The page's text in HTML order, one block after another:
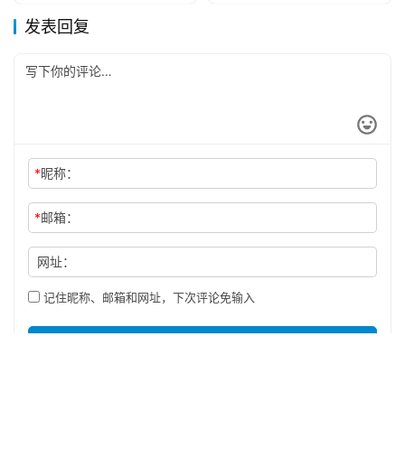
发表回复
*昵称：
*邮箱：
网址：
记住昵称、邮箱和网址，下次评论免输入